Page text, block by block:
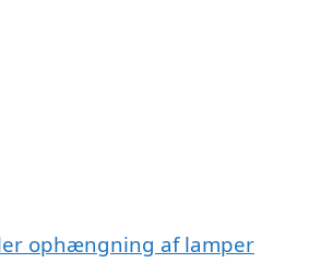
ophængning af lamper